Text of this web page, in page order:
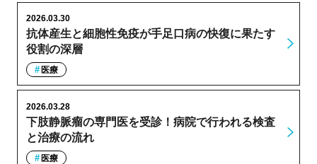
抗体産生と細胞性免疫が手足口病の快復に果たす
役割の深層
2026.03.30
医療
下肢静脈瘤の専門医を受診！病院で行われる検査
と治療の流れ
2026.03.28
医療